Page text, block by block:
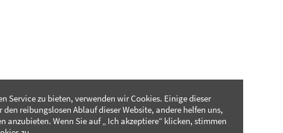
Service zu bieten, verwenden wir Cookies. Einige dieser
reibungslosen Ablauf dieser Website, andere helfen uns,
anzubieten. Wenn Sie auf „ Ich akzeptiere“ klicken, stimmen